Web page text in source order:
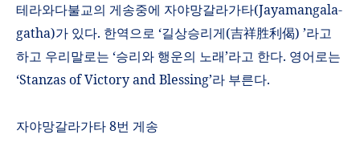
테라와다불교의 게송중에 자야망갈라가타(Jayamangala-
gatha)가 있다. 한역으로 ‘길상승리게(吉祥胜利偈) ’라고
하고 우리말로는 ‘승리와 행운의 노래’라고 한다. 영어로는
‘Stanzas of Victory and Blessing’라 부른다.
자야망갈라가타8번 게송